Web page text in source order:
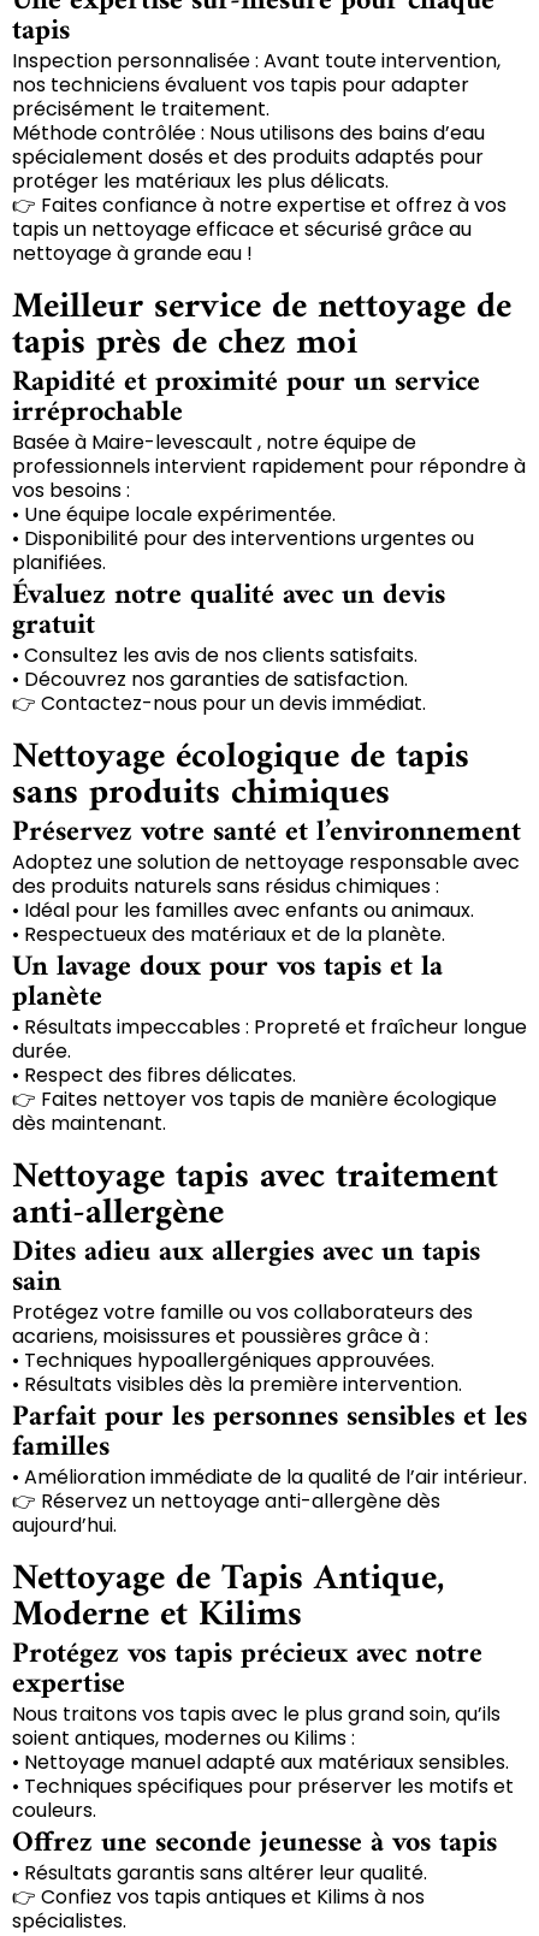
tapis
Inspection personnalisée : Avant toute intervention,
nos techniciens évaluent vos tapis pour adapter
précisément le traitement.
Méthode contrôlée : Nous utilisons des bains d’eau
spécialement dosés et des produits adaptés pour
protéger les matériaux les plus délicats.
👉 Faites confiance à notre expertise et offrez à vos
tapis un nettoyage efficace et sécurisé grâce au
nettoyage à grande eau !
Meilleur service de nettoyage de
tapis près de chez moi
Rapidité et proximité pour un service
irréprochable
Basée à Maire-levescault , notre équipe de
professionnels intervient rapidement pour répondre à
vos besoins :
• Une équipe locale expérimentée.
• Disponibilité pour des interventions urgentes ou
planifiées.
Évaluez notre qualité avec un devis
gratuit
• Consultez les avis de nos clients satisfaits.
• Découvrez nos garanties de satisfaction.
👉 Contactez-nous pour un devis immédiat.
Nettoyage écologique de tapis
sans produits chimiques
Préservez votre santé et l’environnement
Adoptez une solution de nettoyage responsable avec
des produits naturels sans résidus chimiques :
• Idéal pour les familles avec enfants ou animaux.
• Respectueux des matériaux et de la planète.
Un lavage doux pour vos tapis et la
planète
• Résultats impeccables : Propreté et fraîcheur longue
durée.
• Respect des fibres délicates.
👉 Faites nettoyer vos tapis de manière écologique
dès maintenant.
Nettoyage tapis avec traitement
anti-allergène
Dites adieu aux allergies avec un tapis
sain
Protégez votre famille ou vos collaborateurs des
acariens, moisissures et poussières grâce à :
• Techniques hypoallergéniques approuvées.
• Résultats visibles dès la première intervention.
Parfait pour les personnes sensibles et les
familles
• Amélioration immédiate de la qualité de l’air intérieur.
👉 Réservez un nettoyage anti-allergène dès
aujourd’hui.
Nettoyage de Tapis Antique,
Moderne et Kilims
Protégez vos tapis précieux avec notre
expertise
Nous traitons vos tapis avec le plus grand soin, qu’ils
soient antiques, modernes ou Kilims :
• Nettoyage manuel adapté aux matériaux sensibles.
• Techniques spécifiques pour préserver les motifs et
couleurs.
Offrez une seconde jeunesse à vos tapis
• Résultats garantis sans altérer leur qualité.
👉 Confiez vos tapis antiques et Kilims à nos
spécialistes.